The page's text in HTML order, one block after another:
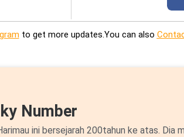
to get more updates.You can also
Number
ini bersejarah 200tahun ke atas. Dia